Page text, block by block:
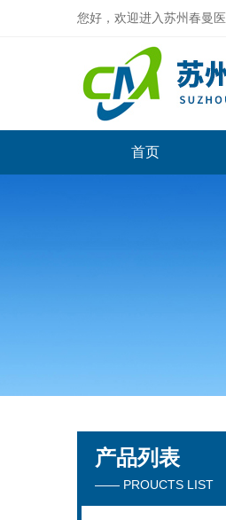
您好，欢迎进入苏州春曼
苏州春曼医药科技有限公司
首页
产品列表
—— PROUCTS LIST